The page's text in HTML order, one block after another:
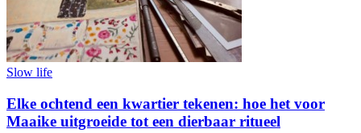
Slow life
Elke ochtend een kwartier tekenen: hoe het voor
Maaike uitgroeide tot een dierbaar ritueel